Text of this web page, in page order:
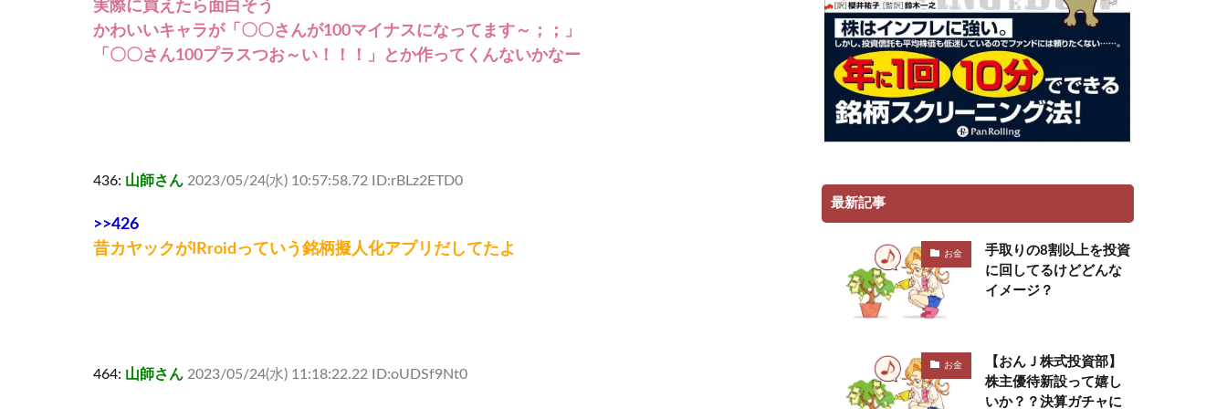
実際に買えたら面白そう
かわいいキャラが「〇〇さんが100マイナスになってます～；；」
「〇〇さん100プラスつお～い！！！」とか作ってくんないかなー
436: 山師さん 2023/05/24(水) 10:57:58.72 ID:rBLz2ETD0
>>426
昔カヤックがIRroidっていう銘柄擬人化アプリだしてたよ
464: 山師さん 2023/05/24(水) 11:18:22.22 ID:oUDSf9Nt0
最新記事
お金
手取りの8割以上を投資
に回してるけどどんな
イメージ？
お金
【おんＪ株式投資部】
株主優待新設って嬉し
いか？？決算ガチャに